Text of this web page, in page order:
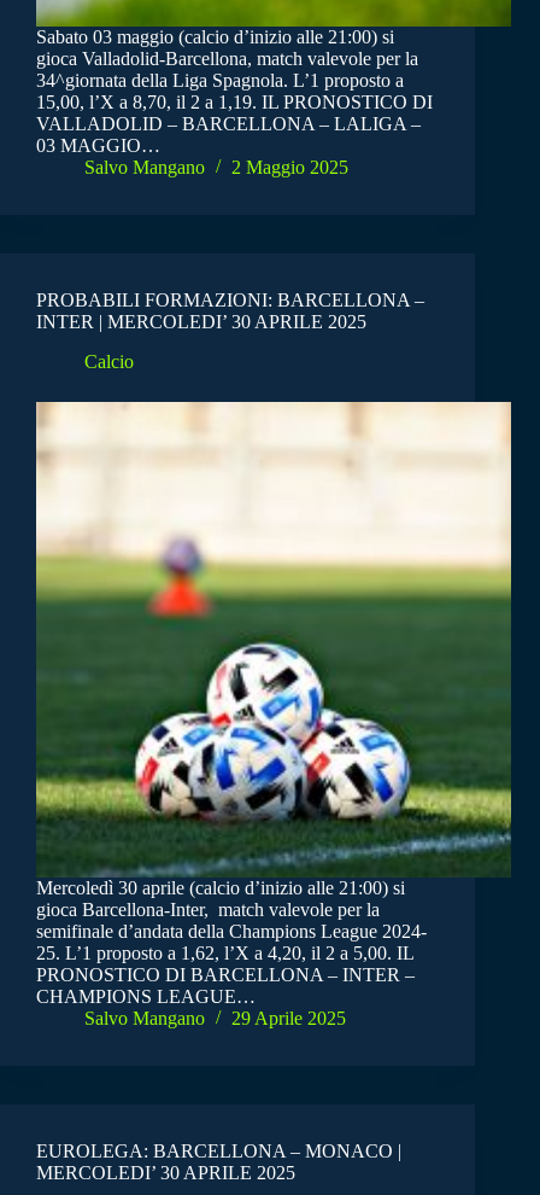
Sabato 03 maggio (calcio d’inizio alle 21:00) si
gioca Valladolid-Barcellona, match valevole per la
34^giornata della Liga Spagnola. L’1 proposto a
15,00, l’X a 8,70, il 2 a 1,19. IL PRONOSTICO DI
VALLADOLID – BARCELLONA – LALIGA –
03 MAGGIO…
Salvo Mangano
2 Maggio 2025
PROBABILI FORMAZIONI: BARCELLONA –
INTER | MERCOLEDI’ 30 APRILE 2025
Calcio
Mercoledì 30 aprile (calcio d’inizio alle 21:00) si
gioca Barcellona-Inter, match valevole per la
semifinale d’andata della Champions League 2024-
25. L’1 proposto a 1,62, l’X a 4,20, il 2 a 5,00. IL
PRONOSTICO DI BARCELLONA – INTER –
CHAMPIONS LEAGUE…
Salvo Mangano
29 Aprile 2025
EUROLEGA: BARCELLONA – MONACO |
MERCOLEDI’ 30 APRILE 2025